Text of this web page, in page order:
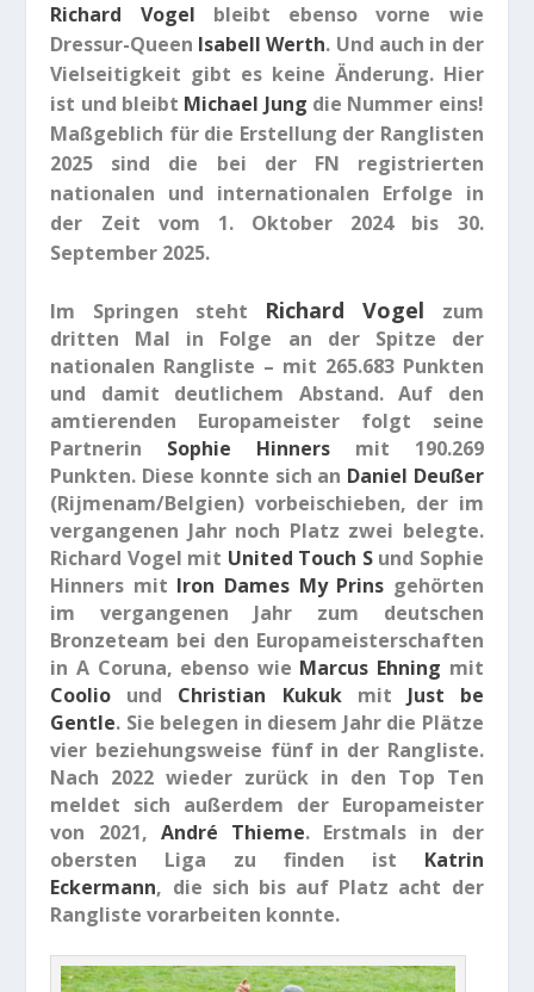
Richard Vogel bleibt ebenso vorne wie
Dressur-Queen Isabell Werth. Und auch in der
Vielseitigkeit gibt es keine Änderung. Hier
ist und bleibt Michael Jung die Nummer eins!
Maßgeblich für die Erstellung der Ranglisten
2025 sind die bei der FN registrierten
nationalen und internationalen Erfolge in
der Zeit vom 1. Oktober 2024 bis 30.
September 2025.
Im Springen steht Richard Vogel zum
dritten Mal in Folge an der Spitze der
nationalen Rangliste – mit 265.683 Punkten
und damit deutlichem Abstand. Auf den
amtierenden Europameister folgt seine
Partnerin Sophie Hinners mit 190.269
Punkten. Diese konnte sich an Daniel Deußer
(Rijmenam/Belgien) vorbeischieben, der im
vergangenen Jahr noch Platz zwei belegte.
Richard Vogel mit United Touch Sund Sophie
Hinners mit Iron Dames My Prins gehörten
im vergangenen Jahr zum deutschen
Bronzeteam bei den Europameisterschaften
in A Coruna, ebenso wie Marcus Ehning mit
Coolio und Christian Kukukmit Just be
Gentle. Sie belegen in diesem Jahr die Plätze
vier beziehungsweise fünf in der Rangliste.
Nach 2022 wieder zurück in den Top Ten
meldet sich außerdem der Europameister
von 2021, André Thieme. Erstmals in der
obersten Liga zu finden ist Katrin
Eckermann, die sich bis auf Platz acht der
Rangliste vorarbeiten konnte.